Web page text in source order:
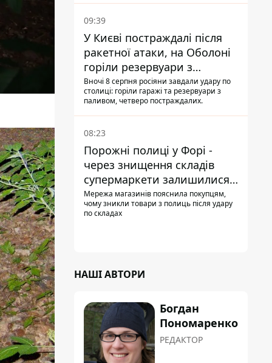
09:39
У Києві постраждалі після
ракетної атаки, на Оболоні
горіли резервуари з
паливом
Вночі 8 серпня росіяни завдали удару по
столиці: горіли гаражі та резервуари з
паливом, четверо постраждалих.
08:23
Порожні полиці у Форі -
через знищення складів
супермаркети залишилися
без асортименту
Мережа магазинів пояснила покупцям,
чому зникли товари з полиць після удару
по складах
НАШІ АВТОРИ
Богдан
Пономаренко
РЕДАКТОР